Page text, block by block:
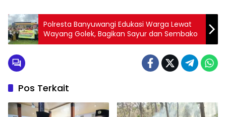
Polresta Banyuwangi Edukasi Warga Lewat
Wayang Golek, Bagikan Sayur dan Sembako
Pos Terkait